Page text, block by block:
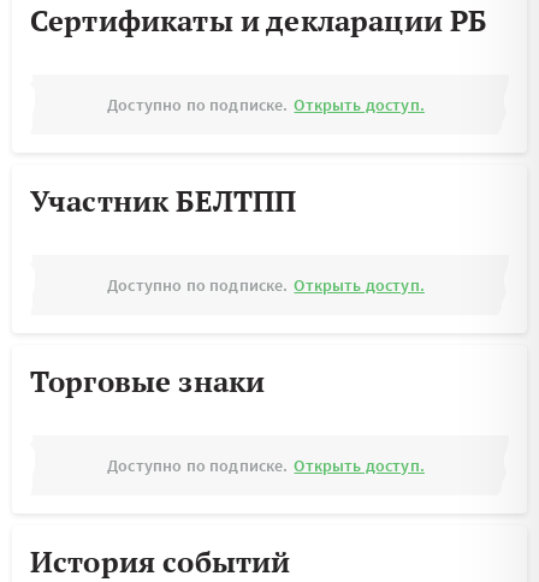
Сертификаты и декларации РБ
Доступно по подписке. Открыть доступ.
Участник БЕЛТПП
Доступно по подписке. Открыть доступ.
Торговые знаки
Доступно по подписке. Открыть доступ.
История событий